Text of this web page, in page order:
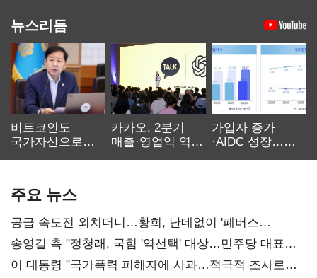
뉴스리듬
비트코인도
국가자산으로…'
카카오, 2분기
매출·영업익 역대
가입자 증가
·AIDC 성장…
주요 뉴스
공급 속도전 외치더니…황희, 난데없이 '폐버스
리모델링' 제안
송영길 측 "정청래, 국힘 '역선택' 대상…민주당 대표로
총선 지휘 못해"
이 대통령 "국가폭력 피해자에 사과…적극적 조사로